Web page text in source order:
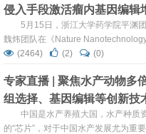
（iPSC）系，评估其基因组完整性，
基因编辑技术改...
侵入手段激活瘤内基因编辑
5月15日，浙江大学药学院平渊
魏炜团队在《Nature
文“Non-Invasive Activation of
研究开发了一种非侵入性基因编辑技
(2464) (2) (0)
专家直播 | 聚焦水产动物多
组选择、基因编辑等创新技
中国是水产养殖大国，水产种质
的“芯片”，对于中国水产发展尤为重